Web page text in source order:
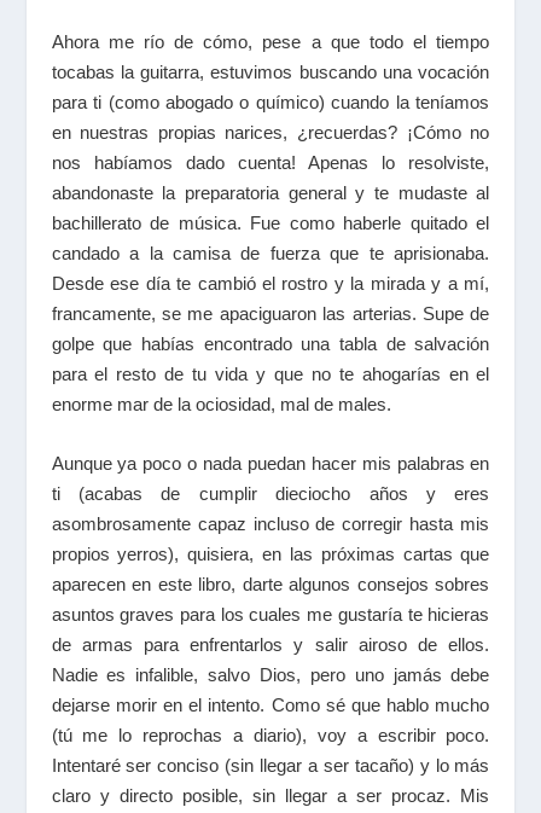
Ahora me río de cómo, pese a que todo el tiempo
tocabas la guitarra, estuvimos buscando una vocación
para ti (como abogado o químico) cuando la teníamos
en nuestras propias narices, ¿recuerdas? ¡Cómo no
nos habíamos dado cuenta! Apenas lo resolviste,
abandonaste la preparatoria general y te mudaste al
bachillerato de música. Fue como haberle quitado el
candado a la camisa de fuerza que te aprisionaba.
Desde ese día te cambió el rostro y la mirada y a mí,
francamente, se me apaciguaron las arterias. Supe de
golpe que habías encontrado una tabla de salvación
para el resto de tu vida y que no te ahogarías en el
enorme mar de la ociosidad, mal de males.
Aunque ya poco o nada puedan hacer mis palabras en
ti (acabas de cumplir dieciocho años y eres
asombrosamente capaz incluso de corregir hasta mis
propios yerros), quisiera, en las próximas cartas que
aparecen en este libro, darte algunos consejos sobres
asuntos graves para los cuales me gustaría te hicieras
de armas para enfrentarlos y salir airoso de ellos.
Nadie es infalible, salvo Dios, pero uno jamás debe
dejarse morir en el intento. Como sé que hablo mucho
(tú me lo reprochas a diario), voy a escribir poco.
Intentaré ser conciso (sin llegar a ser tacaño) y lo más
claro y directo posible, sin llegar a ser procaz. Mis